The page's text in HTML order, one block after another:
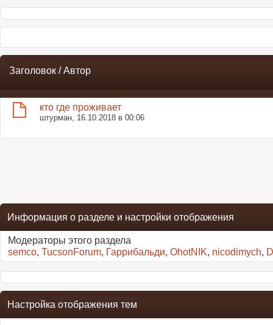
Заголовок /Автор
кто где проживает
штурман, 16.10.2018 в 00:06
Информация о разделе и настройки отображения
Модераторы этого раздела
semco, TucsonForum, Гаррибальди, OhotNIK, nicodimych,
Настройка отображения тем